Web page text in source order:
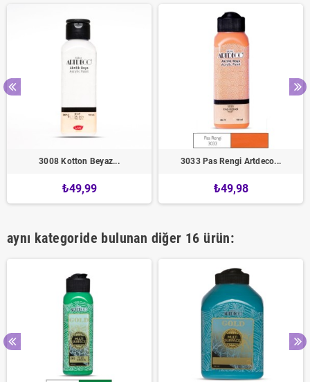
3008 Kotton Beyaz...
₺49,99
3033 Pas Rengi Artdeco...
₺49,98
aynı kategoride bulunan diğer 16 ürün: